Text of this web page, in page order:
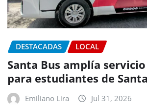
DESTACADAS LOCAL
Santa Bus amplía
para estudiantes de
Emiliano Lira Jul 31, 2026